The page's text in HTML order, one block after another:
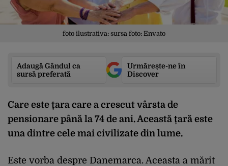
foto ilustrativa: sursa foto: Envato
Adaugă Gândul ca
sursă preferată
Urmărește-ne în
Discover
Care este țara care a crescut vârsta de
pensionare până la 74 de ani. Această țară este
una dintre cele mai civilizate din lume.
Este vorba despre Danemarca. Aceasta a mărit